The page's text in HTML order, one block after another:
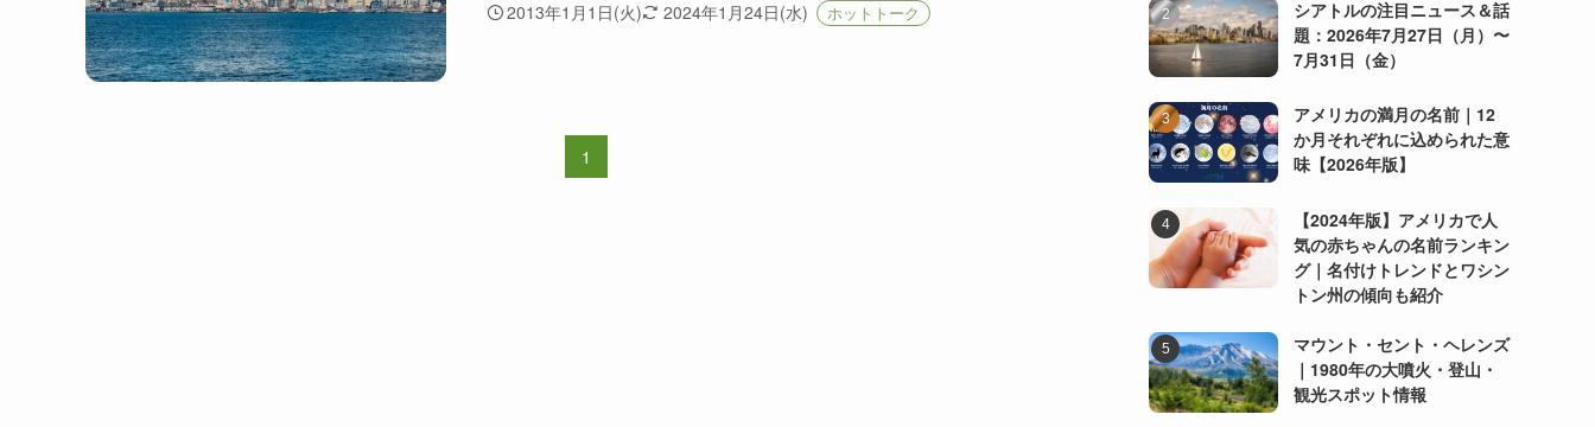
2013年1月1日(火) 2024年1月24日(水) ホットトーク
1
シアトルの注目ニュース＆話
題：2026年7月27日（月）〜
7月31日（金）
アメリカの満月の名前｜12
か月それぞれに込められた意
味【2026年版】
【2024年版】アメリカで人
気の赤ちゃんの名前ランキン
グ｜名付けトレンドとワシン
トン州の傾向も紹介
マウント・セント・ヘレンズ
｜1980年の大噴火・登山・
観光スポット情報